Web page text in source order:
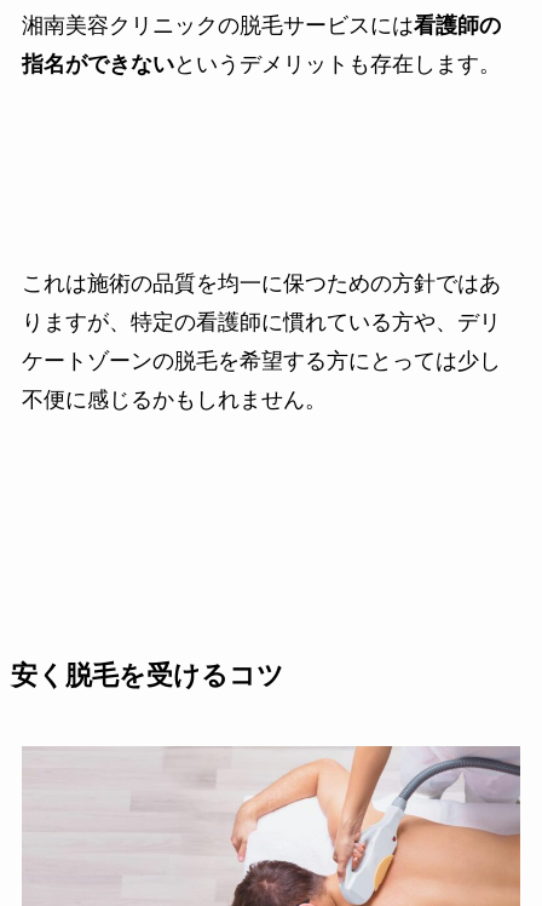
湘南美容クリニックの脱毛サービスには看護師の
指名ができないというデメリットも存在します。
これは施術の品質を均一に保つための方針ではあ
りますが、特定の看護師に慣れている方や、デリ
ケートゾーンの脱毛を希望する方にとっては少し
不便に感じるかもしれません。
安く脱毛を受けるコツ